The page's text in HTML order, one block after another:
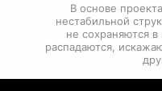
В основе
нестабильной
не сохраняются
распадаются,